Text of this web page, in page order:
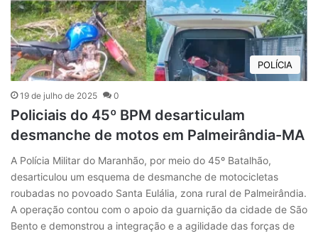
POLÍCIA
19 de julho de 2025 0
Policiais do 45º BPM desarticulam
desmanche de motos em Palmeirândia-MA
A Polícia Militar do Maranhão, por meio do 45º Batalhão,
desarticulou um esquema de desmanche de motocicletas
roubadas no povoado Santa Eulália, zona rural de Palmeirândia.
A operação contou com o apoio da guarnição da cidade de São
Bento e demonstrou a integração e a agilidade das forças de